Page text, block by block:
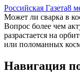
Российская Газета8
Может ли сварка в
Вопрос более чем
разрастается на
или поломанных
Навигация